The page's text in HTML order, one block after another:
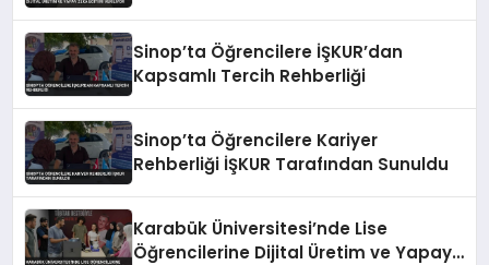
Sinop’ta Öğrencilere İŞKUR’dan
Kapsamlı Tercih Rehberliği
Sinop’ta Öğrencilere Kariyer
Rehberliği İŞKUR Tarafından Sunuldu
Karabük Üniversitesi’nde Lise
Öğrencilerine Dijital Üretim ve Yapay